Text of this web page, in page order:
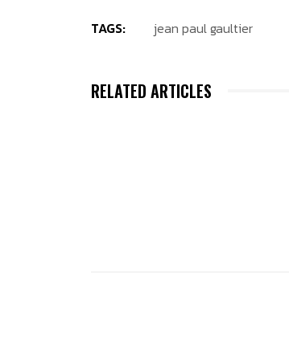
TAGS: jean paul gaultier
RELATED ARTICLES